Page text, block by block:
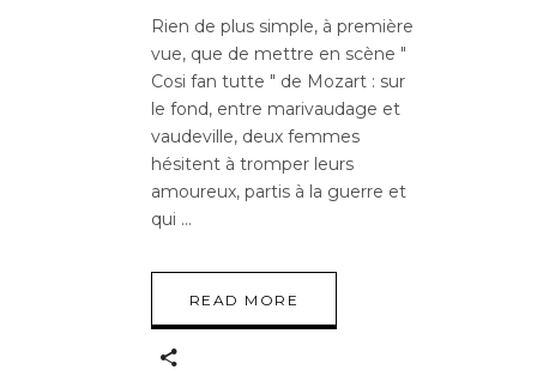
Rien de plus simple, à première
vue, que de mettre en scène "
Cosi fan tutte " de Mozart : sur
le fond, entre marivaudage et
vaudeville, deux femmes
hésitent à tromper leurs
amoureux, partis à la guerre et
qui
READ MORE